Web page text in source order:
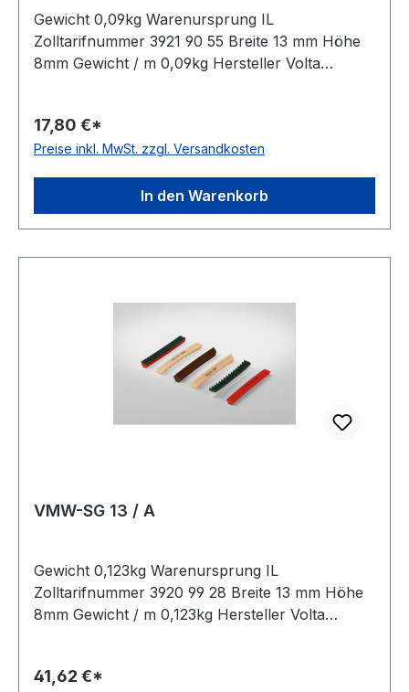
Gewicht 0,09kg Warenursprung IL
Zolltarifnummer 3921 90 55 Breite 13 mm Höhe
8mm Gewicht / m 0,09kg Hersteller Volta
FDA-Zulassung ja Zugstrang Polyester
Shorehärte 95° Shore A
17,80 €*
Preise inkl. MwSt. zzgl. Versandkosten
In den Warenkorb
VMW-SG 13 / A
Gewicht 0,123kg Warenursprung IL
Zolltarifnummer 3920 99 28 Breite 13 mm Höhe
8mm Gewicht / m 0,123kg Hersteller Volta
FDA-Zulassung ja Zugstrang Polyester
41,62 €*